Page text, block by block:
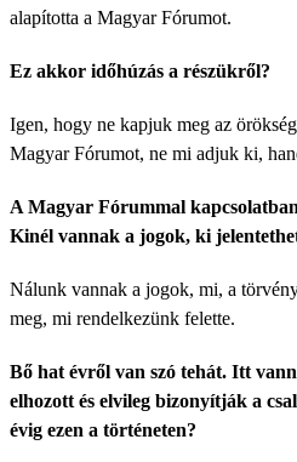
alapította a Magyar Fórumot.
Ez akkor időhúzás a részükről?
Igen, hogy ne kapjuk meg az
Magyar Fórumot, ne mi adjuk ki,
A Magyar Fórummal
Kinél vannak a jogok, ki
Nálunk vannak a jogok, mi, a
meg, mi rendelkezünk felette.
Bő hat évről van szó tehát. Itt
elhozott és elvileg bizonyítják a
évig ezen a történeten?